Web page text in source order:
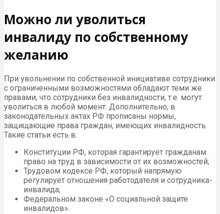
Можно ли уволиться
инвалиду по собственному
желанию
При увольнении по собственной инициативе сотрудники
с ограниченными возможностями обладают теми же
правами, что сотрудники без инвалидности, т.е. могут
уволиться в любой момент. Дополнительно, в
законодательных актах РФ прописаны нормы,
защищающие права граждан, имеющих инвалидность.
Такие статьи есть в:
Конституции РФ, которая гарантирует гражданам
право на труд в зависимости от их возможностей;
Трудовом кодексе РФ, который напрямую
регулирует отношения работодателя и сотрудника-
инвалида;
Федеральном законе «О социальной защите
инвалидов».